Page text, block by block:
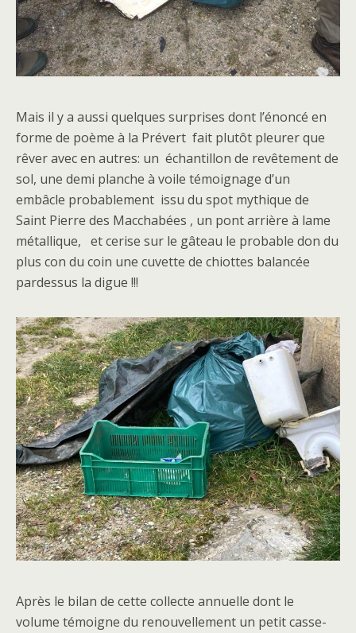
Mais il y a aussi quelques surprises dont l’énoncé en
forme de poème à la Prévert fait plutôt pleurer que
rêver avec en autres: un échantillon de revêtement de
sol, une demi planche à voile témoignage d’un
embâcle probablement issu du spot mythique de
Saint Pierre des Macchabées , un pont arrière à lame
métallique, et cerise sur le gâteau le probable don du
plus con du coin une cuvette de chiottes balancée
pardessus la digue !!!
Après le bilan de cette collecte annuelle dont le
volume témoigne du renouvellement un petit casse-